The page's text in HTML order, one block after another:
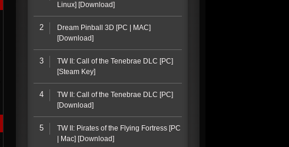
Linux] [Download]
2
Dream Pinball 3D [PC | MAC]
[Download]
3
TW II: Call of the Tenebrae DLC [PC]
[Steam Key]
4
TW II: Call of the Tenebrae DLC [PC]
[Download]
5
TW II: Pirates of the Flying Fortress [PC
| Mac] [Download]